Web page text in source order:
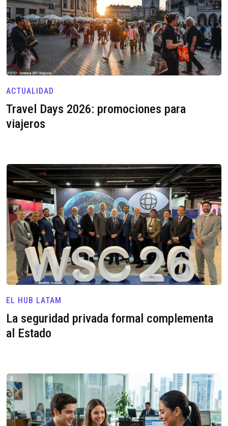
ACTUALIDAD
Travel Days 2026: promociones para
viajeros
EL HUB LATAM
La seguridad privada formal complementa
al Estado